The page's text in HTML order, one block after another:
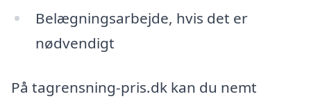
Belægningsarbejde, hvis det er
nødvendigt
På tagrensning-pris.dk kan du nemt